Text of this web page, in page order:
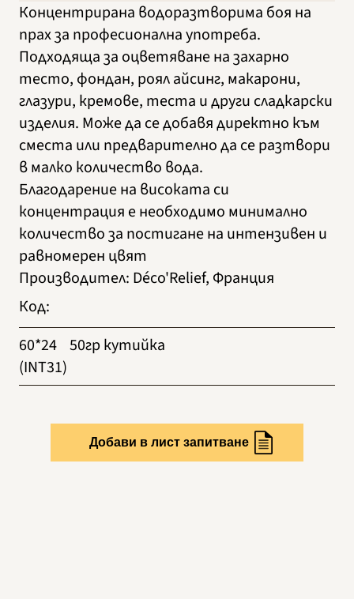
Концентрирана водоразтворима боя на
прах за професионална употреба.
Подходяща за оцветяване на захарно
тесто, фондан, роял айсинг, макарони,
глазури, кремове, теста и други сладкарски
изделия. Може да се добавя директно към
сместа или предварително да се разтвори
в малко количество вода.
Благодарение на високата си
концентрация е необходимо минимално
количество за постигане на интензивен и
равномерен цвят
Производител: Déco'Relief, Франция
Код:
60*24
(INT31)
50гр кутийка
Добави в лист запитване